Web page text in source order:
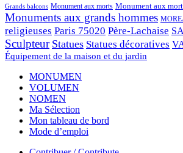
Grands balcons Monument aux morts Monument aux
Monuments aux grands hommes
religieuses Paris 75020 Père-Lachaise
Sculpteur Statues Statues décoratives
Équipement de la maison et du jardin
MONUMEN
VOLUMEN
NOMEN
Ma Sélection
Mon tableau de bord
Mode d’emploi